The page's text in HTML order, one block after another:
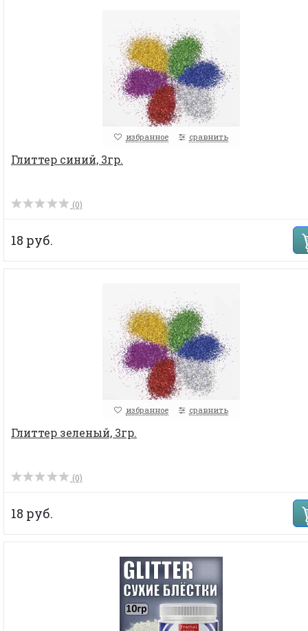
избранное сравнить
Глиттер синий, 3гр.
(0)
18 руб.
избранное сравнить
Глиттер зеленый, 3гр.
(0)
18 руб.